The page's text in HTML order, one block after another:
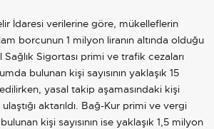
İdaresi verilerine göre, mükelleflerin
borcunun 1 milyon liranın altında olduğu
Sigortası primi ve trafik cezaları
bulunan kişi sayısının yaklaşık 15
yasal takip aşamasındaki kişi
ulaştığı aktarıldı. Bağ-Kur primi ve vergi
kişi sayısının ise yaklaşık 1,5 milyon